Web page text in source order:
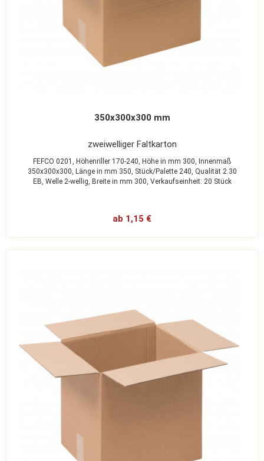
350x300x300 mm
zweiwelliger Faltkarton
FEFCO 0201, Höhenriller 170-240, Höhe in mm 300, Innenmaß
350x300x300, Länge in mm 350, Stück/Palette 240, Qualität 2.30
EB, Welle 2-wellig, Breite in mm 300, Verkaufseinheit: 20 Stück
ab 1,15 €